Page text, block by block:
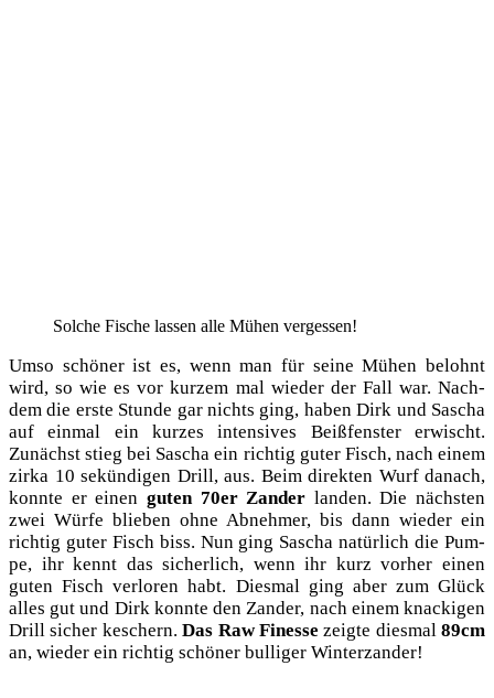
Sol­che Fische las­sen alle Mühen vergessen!
Umso schö­ner ist es, wenn man für sei­ne Mühen belohnt
wird, so wie es vor kur­zem mal wie­der der Fall war. Nach­
dem die ers­te Stun­de gar nichts ging, haben Dirk und Sascha
auf ein­mal ein kur­zes inten­si­ves Beiß­fens­ter erwischt.
Zunächst stieg bei Sascha ein rich­tig guter Fisch, nach einem
zir­ka 10 sekün­di­gen Drill, aus. Beim direk­ten Wurf danach,
konn­te er einen guten 70er Zan­der lan­den. Die nächs­ten
zwei Wür­fe blie­ben ohne Abneh­mer, bis dann wie­der ein
rich­tig guter Fisch biss. Nun ging Sascha natür­lich die Pum­
pe, ihr kennt das sicher­lich, wenn ihr kurz vor­her einen
guten Fisch ver­lo­ren habt. Dies­mal ging aber zum Glück
alles gut und Dirk konn­te den Zan­der, nach einem kna­cki­gen
Drill sicher keschern.Das Raw Fines­se zeig­te dies­mal 89cm
an, wie­der ein rich­tig schö­ner bul­li­ger Winterzander!